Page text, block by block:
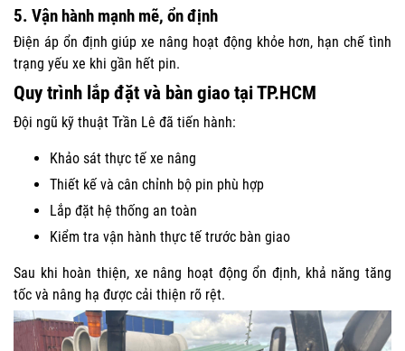
5. Vận hành mạnh mẽ, ổn định
Điện áp ổn định giúp xe nâng hoạt động khỏe hơn, hạn chế tình
trạng yếu xe khi gần hết pin.
Quy trình lắp đặt và bàn giao tại TP.HCM
Đội ngũ kỹ thuật Trần Lê đã tiến hành:
Khảo sát thực tế xe nâng
Thiết kế và cân chỉnh bộ pin phù hợp
Lắp đặt hệ thống an toàn
Kiểm tra vận hành thực tế trước bàn giao
Sau khi hoàn thiện, xe nâng hoạt động ổn định, khả năng tăng
tốc và nâng hạ được cải thiện rõ rệt.